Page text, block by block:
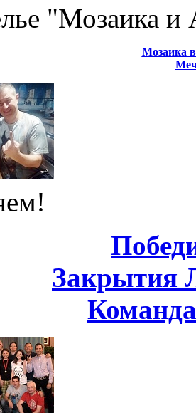
"Мозаика
Мозаика в
Закрытия